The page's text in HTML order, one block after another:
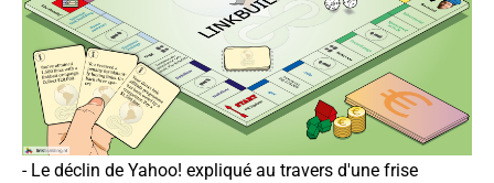
- Le déclin de Yahoo! expliqué au travers d'une frise